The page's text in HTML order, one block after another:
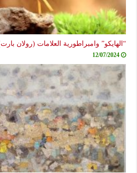
“الهايكو” وامبراطورية العلامات (رولان
12/07/2024